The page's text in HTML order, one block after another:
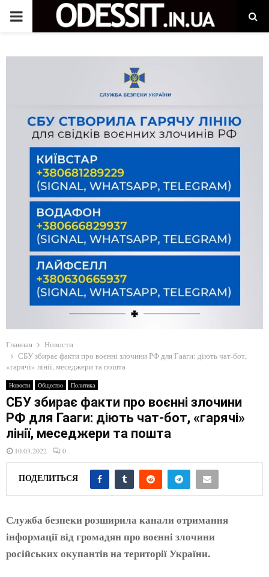
P
U
Главная
Новости
СБУ збирає факти про воєнні злочини РФ для Гааги: діють чат-бот,
«гарячі» лінії, меседжери та пошта
Новости Общество Политика
СБУ збирає факти про воєнні злочини
РФ для Гааги: діють чат-бот, «гарячі»
лінії, меседжери та пошта
10.03.2022 0
ПОДЕЛИТЬСЯ
Служба безпеки розширила канали отримання
інформації від громадян про воєнні злочини
російських окупантів на території України.